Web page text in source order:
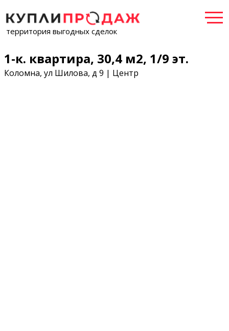
территория выгодных сделок
1-к. квартира, 30,4 м2, 1/9 эт.
Коломна, ул Шилова, д 9 | Центр